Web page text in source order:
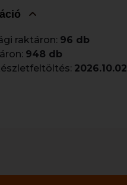
raktáron: 96 db
948 db
2026.10.02